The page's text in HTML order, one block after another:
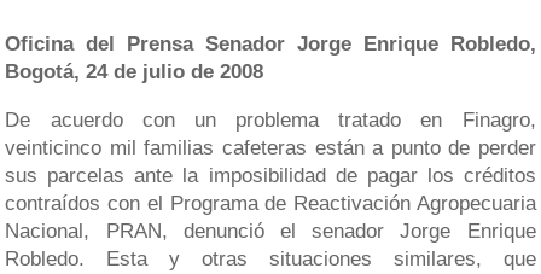
Oficina del Prensa Senador Jorge Enrique Robledo,
Bogotá, 24 de julio de 2008
De acuerdo con un problema tratado en Finagro,
veinticinco mil familias cafeteras están a punto de perder
sus parcelas ante la imposibilidad de pagar los créditos
contraídos con el Programa de Reactivación Agropecuaria
Nacional, PRAN, denunció el senador Jorge Enrique
Robledo. Esta y otras situaciones similares, que